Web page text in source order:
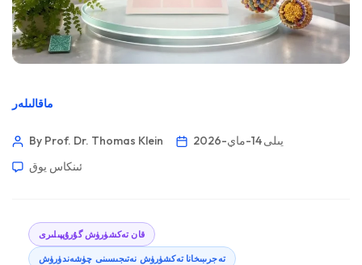
ماقالىلەر
By Prof. Dr. Thomas Klein
2026-يىلى 14-ماي
ئىنكاس يوق
قان تەكشۈرۈش گۇرۇپپىلىرى
تەجرىبىخانا تەكشۈرۈش نەتىجىسىنى چۈشەندۈرۈش